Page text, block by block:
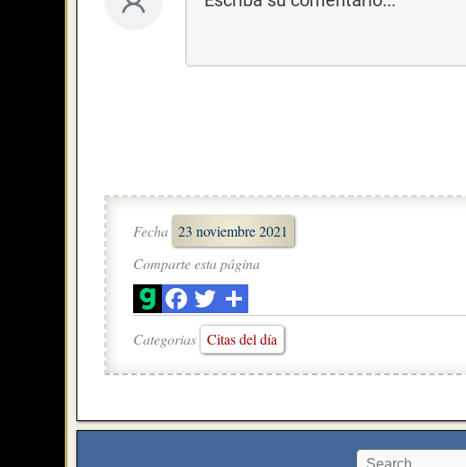
Fecha 23 noviembre 2021
Comparte esta página
Categorias Citas del día